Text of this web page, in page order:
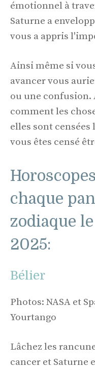
émotionnel à
Saturne a
vous a appris
Ainsi même si
avancer vous
ou une
comment les
elles sont censées
vous êtes censé
chaque
zodiaque
2025:
Bélier
Photos: NASA et
Yourtango
Lâchez les
cancer et Saturne